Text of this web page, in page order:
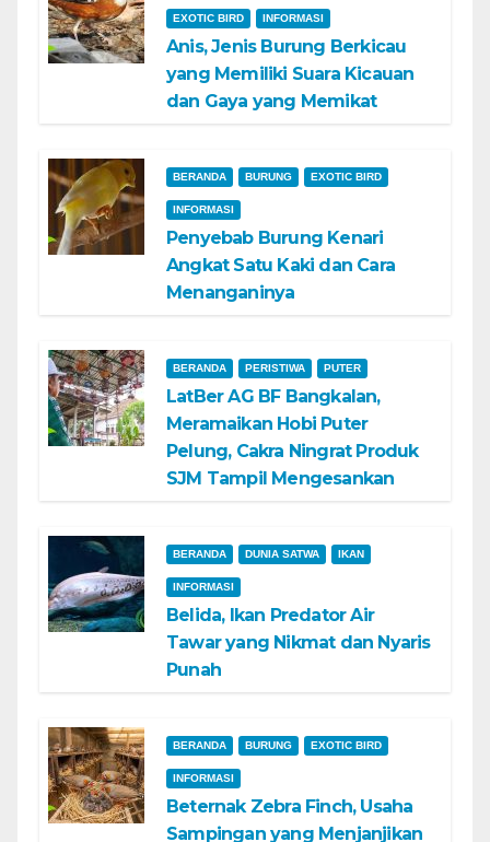
EXOTIC BIRD INFORMASI
Anis, Jenis Burung Berkicau
yang Memiliki Suara Kicauan
dan Gaya yang Memikat
BERANDA BURUNG EXOTIC BIRD
INFORMASI
Penyebab Burung Kenari
Angkat Satu Kaki dan Cara
Menanganinya
BERANDA PERISTIWA PUTER
LatBer AG BF Bangkalan,
Meramaikan Hobi Puter
Pelung, Cakra Ningrat Produk
SJM Tampil Mengesankan
BERANDA DUNIA SATWA IKAN
INFORMASI
Belida, Ikan Predator Air
Tawar yang Nikmat dan Nyaris
Punah
BERANDA BURUNG EXOTIC BIRD
INFORMASI
Beternak Zebra Finch, Usaha
Sampingan yang Menjanjikan